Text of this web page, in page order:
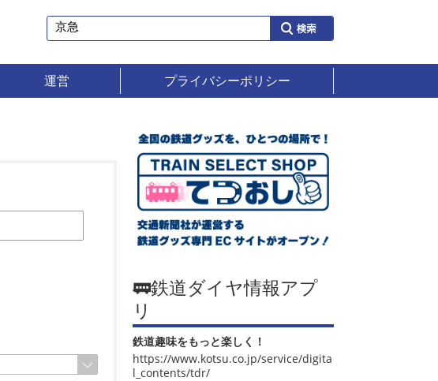
運営 プライバシーポリシー
🚃鉄道ダイヤ情報アプ
リ
鉄道趣味をもっと楽しく！
https://www.kotsu.co.jp/service/digita
l_contents/tdr/